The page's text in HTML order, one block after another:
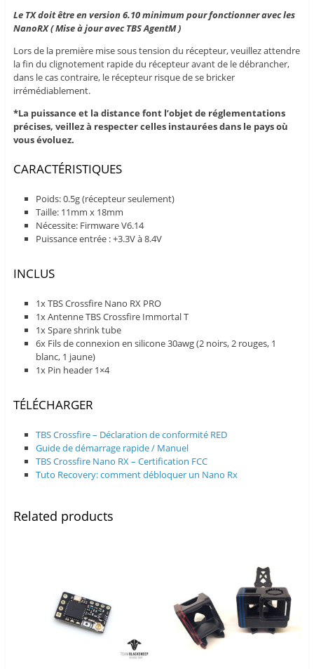
Le TX doit être en version 6.10 minimum pour fonctionner avec les
NanoRX ( Mise à jour avec TBS AgentM )
Lors de la première mise sous tension du récepteur, veuillez attendre
la fin du clignotement rapide du récepteur avant de le débrancher,
dans le cas contraire, le récepteur risque de se bricker
irrémédiablement.
*La puissance et la distance font l’objet de réglementations
précises, veillez à respecter celles instaurées dans le pays où
vous évoluez.
CARACTÉRISTIQUES
Poids: 0.5g (récepteur seulement)
Taille: 11mm x 18mm
Nécessite: Firmware V6.14
Puissance entrée : +3.3V à 8.4V
INCLUS
1x TBS Crossfire Nano RX PRO
1x Antenne TBS Crossfire Immortal T
1x Spare shrink tube
6x Fils de connexion en silicone 30awg (2 noirs, 2 rouges, 1
blanc, 1 jaune)
1x Pin header 1×4
TÉLÉCHARGER
TBS Crossfire – Déclaration de conformité RED
Guide de démarrage rapide / Manuel
TBS Crossfire Nano RX – Certification FCC
Tuto Recovery: comment débloquer un Nano Rx
Related products